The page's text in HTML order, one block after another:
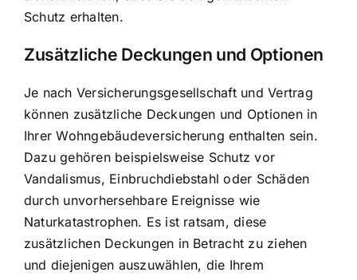
Schutz erhalten.
Zusätzliche Deckungen und Optionen
Je nach Versicherungsgesellschaft und Vertrag
können zusätzliche Deckungen und Optionen in
Ihrer Wohngebäudeversicherung enthalten sein.
Dazu gehören beispielsweise Schutz vor
Vandalismus, Einbruchdiebstahl oder Schäden
durch unvorhersehbare Ereignisse wie
Naturkatastrophen. Es ist ratsam, diese
zusätzlichen Deckungen in Betracht zu ziehen
und diejenigen auszuwählen, die Ihrem